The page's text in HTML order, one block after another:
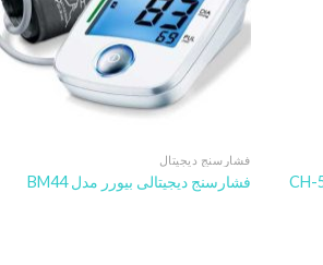
فشارسنج دیجیتال
فشارسنج دیجیتالی بیورر مدل BM44